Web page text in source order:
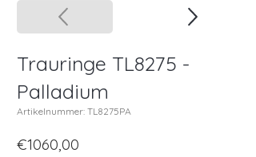
Trauringe TL8275 -
Palladium
Artikelnummer: TL8275PA
€1060,00